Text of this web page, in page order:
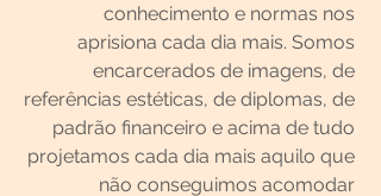
conhecimento e normas nos
aprisiona cada dia mais. Somos
encarcerados de imagens, de
referências estéticas, de diplomas, de
padrão financeiro e acima de tudo
projetamos cada dia mais aquilo que
não conseguimos acomodar